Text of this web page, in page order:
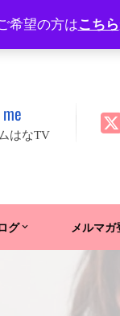
希望の方はこちら
はなTV
グ メルマガ